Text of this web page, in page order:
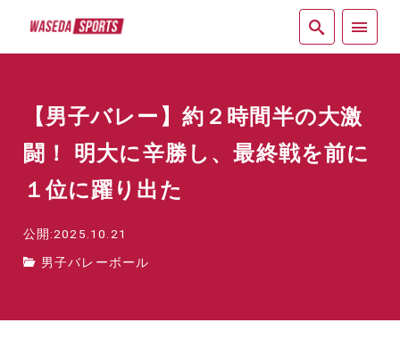
【男子バレー】約２時間半の大激
闘！ 明大に辛勝し、最終戦を前に
１位に躍り出た
公開:2025.10.21
男子バレーボール